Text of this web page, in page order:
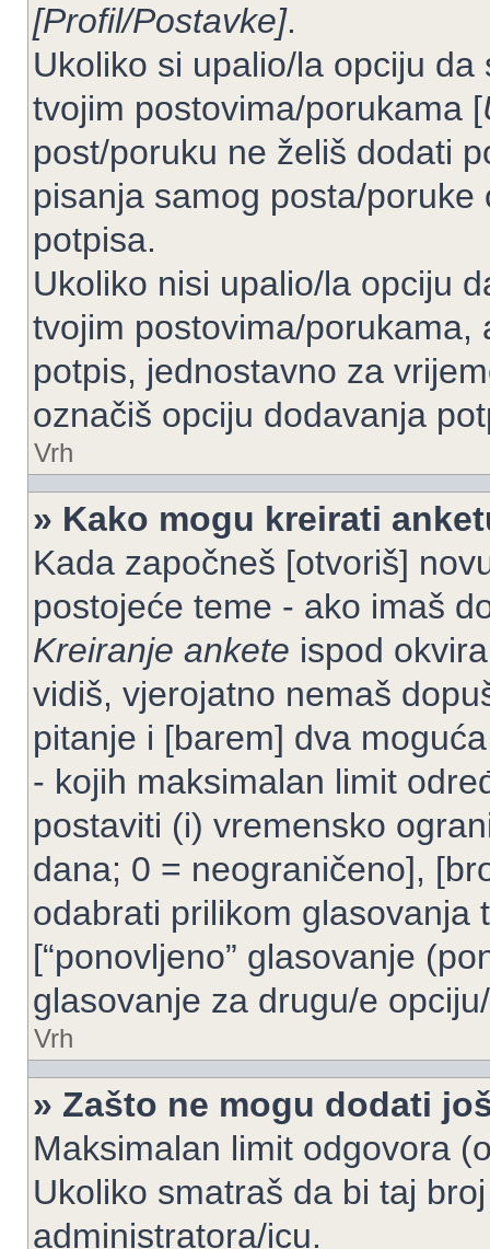
[Profil/Postavke].
Ukoliko si upalio/la opciju
tvojim postovima/porukama [
post/poruku ne želiš dodati
pisanja samog posta/
potpisa.
Ukoliko nisi upalio/la opciju
tvojim postovima/
potpis, jednostavno za
označiš opciju dodavanja
Vrh
» Kako mogu kreirati
Kada započneš [otvoriš]
postojeće teme - ako imaš
Kreiranje ankete ispod
vidiš, vjerojatno nemaš
pitanje i [barem] dva
- kojih maksimalan limit
postaviti (i) vremensko
dana; 0 = neograničeno],
odabrati prilikom glasovanja
[“ponovljeno” glasovanje
glasovanje za drugu/e
Vrh
» Zašto ne mogu dodati
Maksimalan limit odgovora
Ukoliko smatraš da bi taj
administratora/icu.